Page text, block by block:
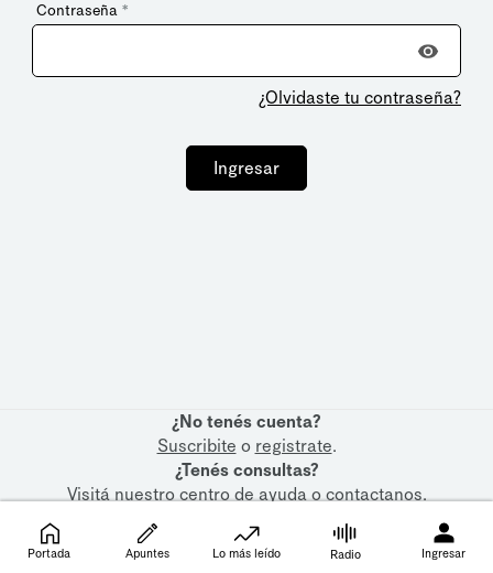
Contraseña *
¿Olvidaste tu contraseña?
Ingresar
¿No tenés cuenta?
Suscribite o registrate.
¿Tenés consultas?
Visitá nuestrocentro de ayudaocontactanos.
Portada Apuntes Lo más leído Radio Ingresar